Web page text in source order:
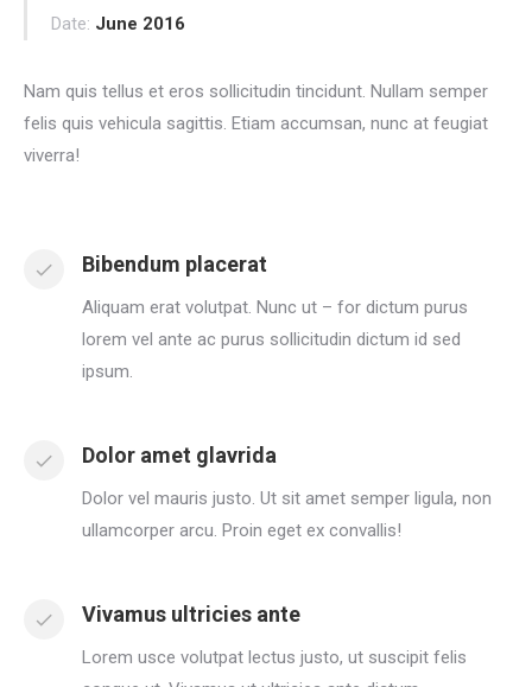
Date: June 2016
Nam quis tellus et eros sollicitudin tincidunt. Nullam semper
felis quis vehicula sagittis. Etiam accumsan, nunc at feugiat
viverra!
Bibendum placerat
Aliquam erat volutpat. Nunc ut – for dictum purus
lorem vel ante ac purus sollicitudin dictum id sed
ipsum.
Dolor amet glavrida
Dolor vel mauris justo. Ut sit amet semper ligula, non
ullamcorper arcu. Proin eget ex convallis!
Vivamus ultricies ante
Lorem usce volutpat lectus justo, ut suscipit felis